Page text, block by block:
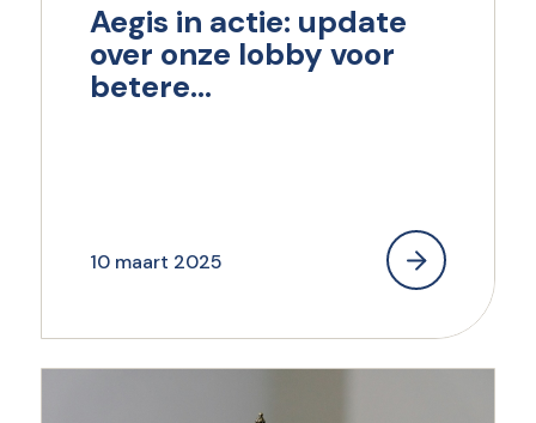
Aegis in actie: update
over onze lobby voor
betere
10 maart 2025